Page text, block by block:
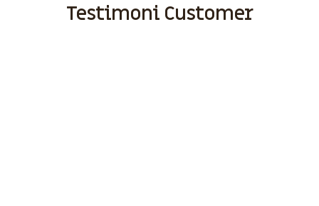
Testimoni Customer